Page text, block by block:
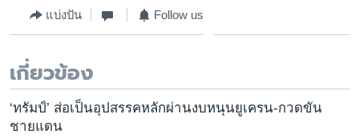
แบ่งปัน Follow us
เกี่ยวข้อง
‘ทรัมป์’ ส่อเป็นอุปสรรคหลักผ่านงบหนุนยูเครน-กวดขัน
ชายแดน